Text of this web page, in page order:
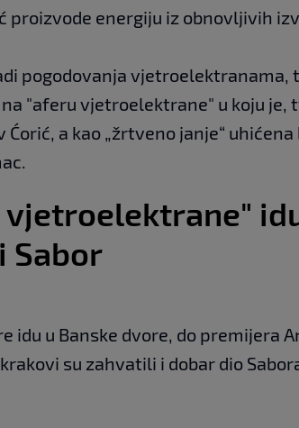
proizvode energiju iz obnovljivih
pogodovanja vjetroelektranama,
na "aferu vjetroelektrane" u koju je,
a kao „žrtveno janje“ uhićena
Sabor
idu u Banske dvore, do premijera
su zahvatili i dobar dio